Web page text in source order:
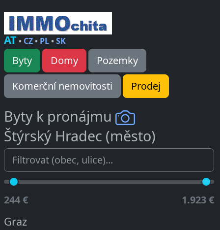
AT• CZ• PL•SK
Byty Domy
Pozemky
Komerční nemovitosti
Prodej
Byty k pronájmu
Štýrský Hradec (město)
244 € 1.923 €
Graz